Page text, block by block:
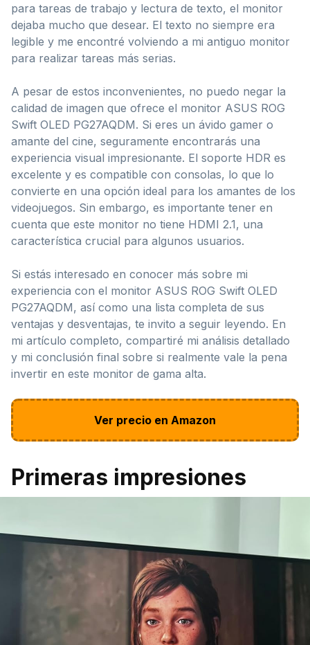
para tareas de trabajo y lectura de texto, el monitor
dejaba mucho que desear. El texto no siempre era
legible y me encontré volviendo a mi antiguo monitor
para realizar tareas más serias.
A pesar de estos inconvenientes, no puedo negar la
calidad de imagen que ofrece el monitor ASUS ROG
Swift OLED PG27AQDM. Si eres un ávido gamer o
amante del cine, seguramente encontrarás una
experiencia visual impresionante. El soporte HDR es
excelente y es compatible con consolas, lo que lo
convierte en una opción ideal para los amantes de los
videojuegos. Sin embargo, es importante tener en
cuenta que este monitor no tiene HDMI 2.1, una
característica crucial para algunos usuarios.
Si estás interesado en conocer más sobre mi
experiencia con el monitor ASUS ROG Swift OLED
PG27AQDM, así como una lista completa de sus
ventajas y desventajas, te invito a seguir leyendo. En
mi artículo completo, compartiré mi análisis detallado
y mi conclusión final sobre si realmente vale la pena
invertir en este monitor de gama alta.
Ver precio en Amazon
Primeras impresiones